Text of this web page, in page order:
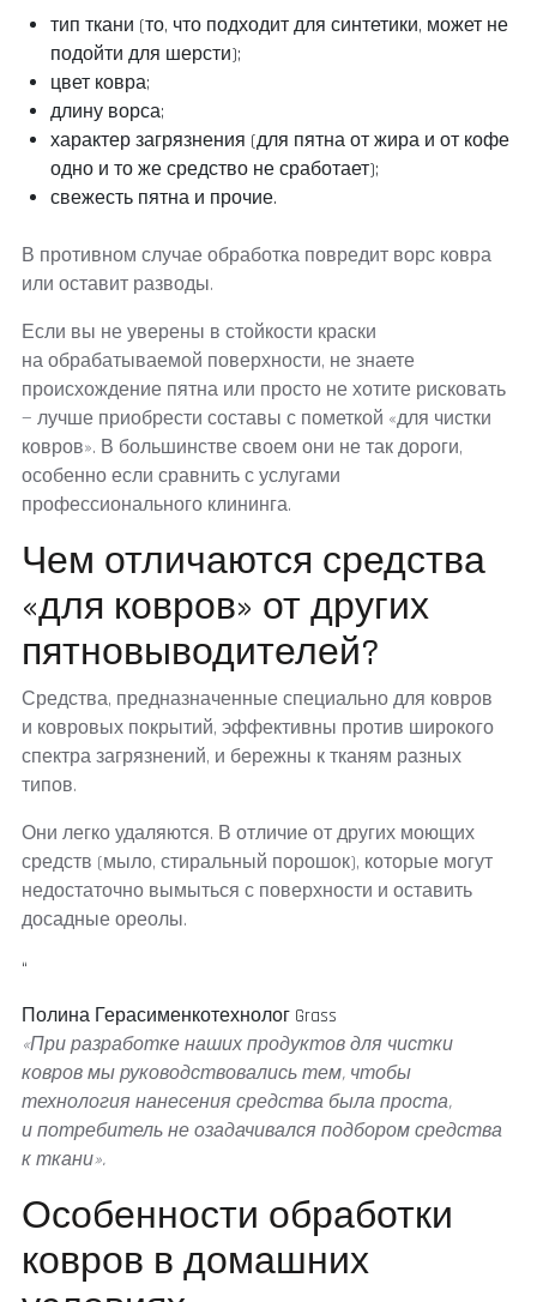
тип ткани (то, что подходит для синтетики, может не
подойти для шерсти);
цвет ковра;
длину ворса;
характер загрязнения (для пятна от жира и от кофе
одно и то же средство не сработает);
свежесть пятна и прочие.
В противном случае обработка повредит ворс ковра
или оставит разводы.
Если вы не уверены в стойкости краски
на обрабатываемой поверхности, не знаете
происхождение пятна или просто не хотите рисковать
— лучше приобрести составы с пометкой «для чистки
ковров». В большинстве своем они не так дороги,
особенно если сравнить с услугами
профессионального клининга.
Чем отличаются средства
«для ковров» от других
пятновыводителей?
Средства, предназначенные специально для ковров
и ковровых покрытий, эффективны против широкого
спектра загрязнений, и бережны к тканям разных
типов.
Они легко удаляются. В отличие от других моющих
средств (мыло, стиральный порошок), которые могут
недостаточно вымыться с поверхности и оставить
досадные ореолы.
“
Полина Герасименкотехнолог Grass
«При разработке наших продуктов для чистки
ковров мы руководствовались тем, чтобы
технология нанесения средства была проста,
и потребитель не озадачивался подбором средства
к ткани».
Особенности обработки
ковров в домашних